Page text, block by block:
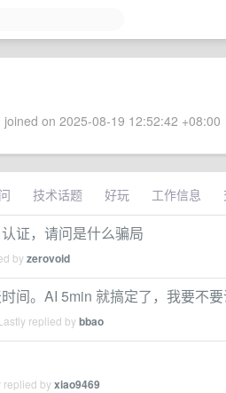
on 2025-08-19 12:52:42 +08:00
技术话题 好玩 工作信息
证，请问是什么骗局
byzerovoid
间。AI 5min 就搞定了，我要不
replied bybbao
replied byxiao9469